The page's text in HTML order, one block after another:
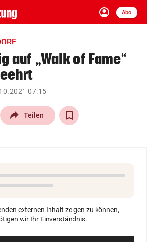
account_circle
Anmelden
Abo
close Schließen
arrow_right
auf „Walk of Fame“
07:15
Teilen
externen Inhalt zeigen zu können,
wir Ihr Einverständnis.